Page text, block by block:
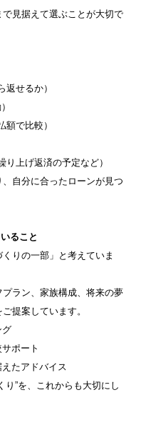
で見据えて選ぶことが大切で
せるか）
で比較）
上げ返済の予定など）
自分に合ったローンが見つ
ること
りの一部」と考えていま
ラン、家族構成、将来の夢
提案しています。
ポート
たアドバイス
り”を、これからも大切にし